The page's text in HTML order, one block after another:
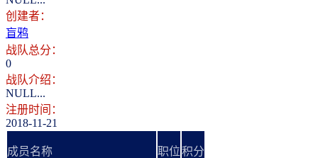
创建者：
盲鸦
战队总分：
0
战队介绍：
NULL...
注册时间：
2018-11-21
成员名称 职位积分